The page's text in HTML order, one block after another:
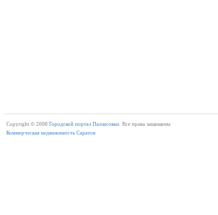
Copyright © 2008 Городской портал Палласовки. Все права защищены
Коммерческая недвижимость Саратов